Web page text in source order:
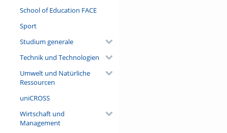
School of Education FACE
Sport
Studium generale
Technik und Technologien
Umwelt und Natürliche
Ressourcen
uniCROSS
Wirtschaft und
Management